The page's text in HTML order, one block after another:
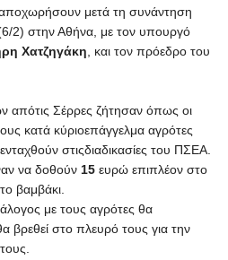
μετά τη συνάντηση
2) στην Αθήνα, με τον υπουργό
Χατζηγάκη , και τον πρόεδρο του
απότις Σέρρες ζήτησαν όπως οι
κατά κύριοεπάγγελμα αγρότες
στιςδιαδικασίες του ΠΣΕΑ.
να δοθούν 15ευρώ επιπλέον στο
βαμβάκι.
με τους αγρότες θα
βρεθεί στο πλευρό τους για την